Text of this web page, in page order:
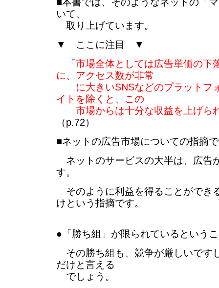
いて、
取り上げています。
▼ ここに注目 ▼
「 市場全体としては広告単価の下
に、アクセス数が非常
に大きいSNSなどのプラットフ
イトを除くと、この
市場からは十分な収益を上げら
（p.72）
■ネットの広告市場についての指摘
ネットのサービスの大半は、広告
す。
そのように利益を得ることができ
けという指摘です。
●「勝ち組」が限られているという
その勝ち組も、競争が厳しいです
だけと言える
でしょう。